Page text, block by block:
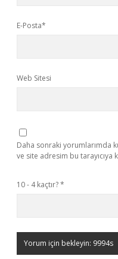
E-Posta*
Web Sitesi
Daha sonraki yorumlarımda
ve site adresim bu tarayıcıya
10 - 4 kaçtır?*